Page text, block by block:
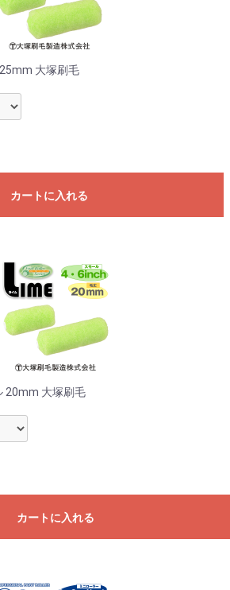
大塚刷毛
カートに入れる
20mm 大塚刷毛
カートに入れる